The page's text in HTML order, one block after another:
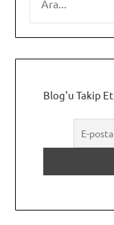
Blog'u Takip Et